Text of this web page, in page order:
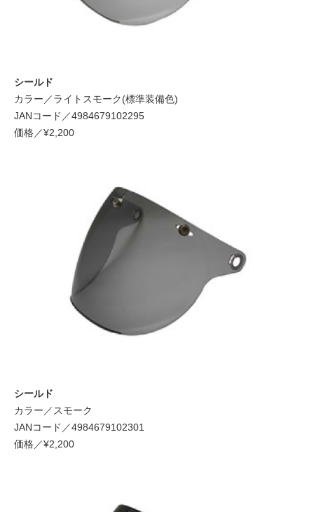
シールド
カラー／ライトスモーク(標準装備色)
JANコード／4984679102295
価格／¥2,200
シールド
カラー／スモーク
JANコード／4984679102301
価格／¥2,200